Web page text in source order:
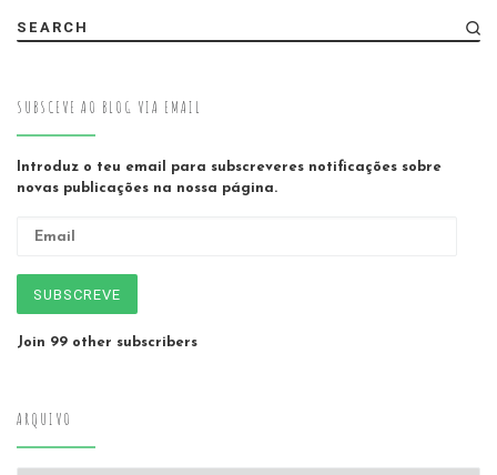
SEARCH
SUBSCEVE AO BLOG VIA EMAIL
Introduz o teu email para subscreveres notificações sobre
novas publicações na nossa página.
SUBSCREVE
Join 99 other subscribers
ARQUIVO